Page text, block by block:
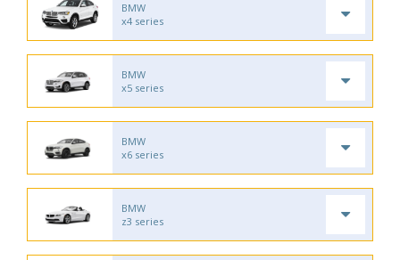
BMW
x4 series
BMW
x5 series
BMW
x6 series
BMW
z3 series